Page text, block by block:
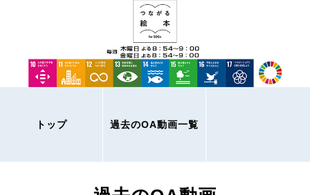
トップ 過去のOA動画一覧